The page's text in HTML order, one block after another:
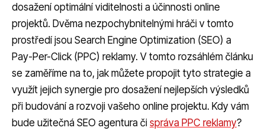
dosažení optimální viditelnosti a účinnosti online
projektů. Dvěma nezpochybnitelnými hráči v tomto
prostředí jsou Search Engine Optimization (SEO) a
Pay-Per-Click (PPC) reklamy. V tomto rozsáhlém článku
se zaměříme na to, jak můžete propojit tyto strategie a
využít jejich synergie pro dosažení nejlepších výsledků
při budování a rozvoji vašeho online projektu. Kdy vám
bude užitečná SEO agentura či správa PPC reklamy?